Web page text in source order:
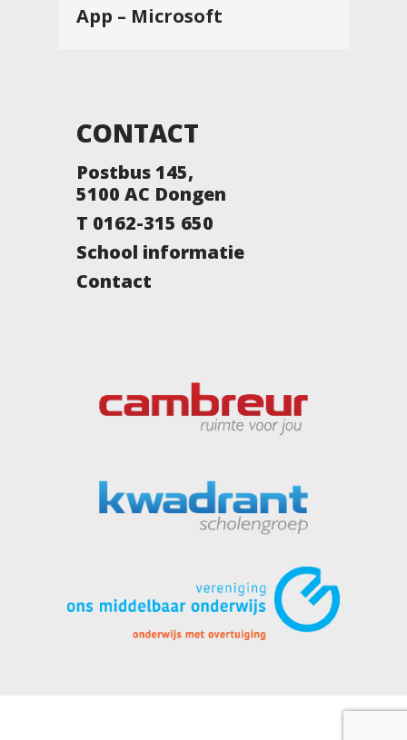
App – Microsoft
CONTACT
Postbus 145,
5100 AC Dongen
T 0162-315 650
School informatie
Contact